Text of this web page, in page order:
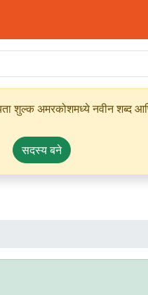
अमरकोशमध्ये नवीन शब्द
सदस्य बने